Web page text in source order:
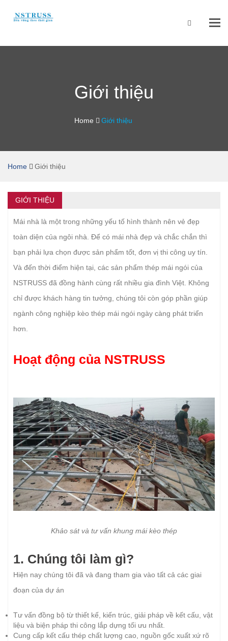
Giới thiệu
Home Giới thiệu
Home Giới thiệu
GIỚI THIỆU
Mái nhà là một trong những yếu tố hình thành nên vẻ đẹp
toàn diện của ngôi nhà. Để có mái nhà đẹp và chắc chắn thì
bạn phải lựa chọn được sản phẩm tốt, đơn vị thi công uy tín.
Và đến thời điểm hiện tại, các sản phẩm thép mái ngói của
NSTRUSS đã đồng hành cùng rất nhiều gia đình Việt. Không
chỉ được khách hàng tin tưởng, chúng tôi còn góp phần giúp
ngành công nghiệp kèo thép mái ngói ngày càng phát triển
hơn.
Hoạt động của NSTRUSS
Khảo sát và tư vấn khung mái kèo thép
1. Chúng tôi làm gì?
Hiện nay chúng tôi đã và đang tham gia vào tất cả các giai
đoạn của dự án
Tư vấn đồng bộ từ thiết kế, kiến trúc, giải pháp về kết cấu, vật
liệu và biện pháp thi công lắp dựng tối ưu nhất.
Cung cấp kết cấu thép chất lượng cao, nguồn gốc xuất xứ rõ